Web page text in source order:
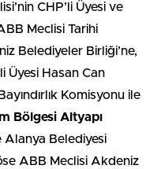
CHP’li Üyesi ve
Meclisi Tarihi
Belediyeler Birliği’ne,
Üyesi Hasan Can
Komisyonu ile
Bölgesi Altyapı
Alanya Belediyesi
ABB Meclisi Akdeniz